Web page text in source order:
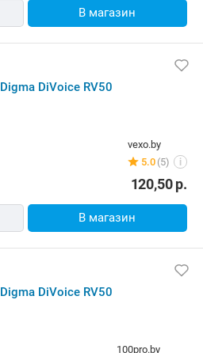
В магазин
DiVoice RV50
vexo.by
5.0 (5) i
120,50р.
В магазин
DiVoice RV50
100pro.by